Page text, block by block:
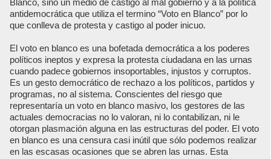
Blanco, sino un medio de castigo al mal gobierno y a la política
antidemocrática que utiliza el termino “Voto en Blanco” por lo
que conlleva de protesta y castigo al poder inicuo.
El voto en blanco es una bofetada democrática a los poderes
políticos ineptos y expresa la protesta ciudadana en las urnas
cuando padece gobiernos insoportables, injustos y corruptos.
Es un gesto democrático de rechazo a los políticos, partidos y
programas, no al sistema. Conscientes del riesgo que
representaría un voto en blanco masivo, los gestores de las
actuales democracias no lo valoran, ni lo contabilizan, ni le
otorgan plasmación alguna en las estructuras del poder. El voto
en blanco es una censura casi inútil que sólo podemos realizar
en las escasas ocasiones que se abren las urnas. Esta